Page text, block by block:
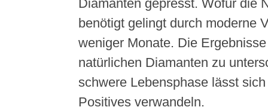
Diamanten gepresst. Wofür die
benötigt gelingt durch moderne
weniger Monate. Die
natürlichen Diamanten zu
schwere Lebensphase lässt
Positives verwandeln.